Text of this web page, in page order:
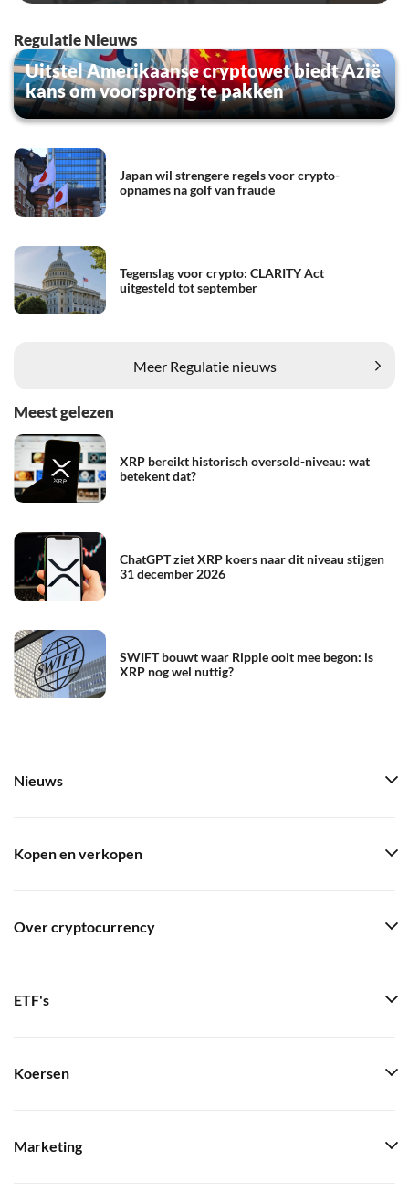
Regulatie Nieuws
Uitstel Amerikaanse cryptowet biedt Azië
kans om voorsprong te pakken
Japan wil strengere regels voor crypto-
opnames na golf van fraude
Tegenslag voor crypto: CLARITY Act
uitgesteld tot september
Meer Regulatie nieuws
Meest gelezen
XRP bereikt historisch oversold-niveau: wat
betekent dat?
ChatGPT ziet XRP koers naar dit niveau stijgen
31 december 2026
SWIFT bouwt waar Ripple ooit mee begon: is
XRP nog wel nuttig?
Nieuws
Kopen en verkopen
Over cryptocurrency
ETF's
Koersen
Marketing